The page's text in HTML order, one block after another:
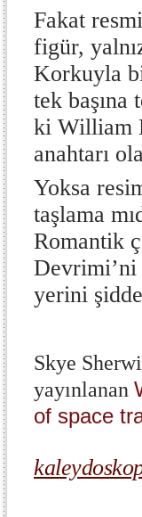
Fakat
figür,
Korkuyla
tek
ki William
anahtarı
Yoksa
taşlama
Romantik
Devrimi’ni
yerini
Skye
yayınlanan
of space